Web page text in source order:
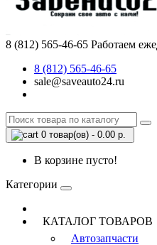
8 (812) 565-46-65 Работаем
8 (812) 565-46-65
sale@saveauto24.ru
0 товар(ов) - 0.00 р.
В корзине пусто!
Категории
КАТАЛОГ ТОВАРОВ
Автозапчасти